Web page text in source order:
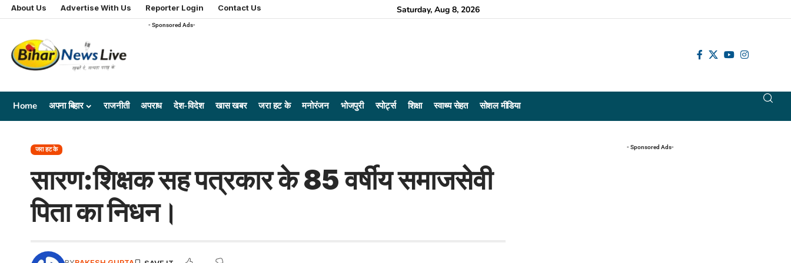
About Us Advertise With Us Reporter Login Contact Us Saturday, Aug 8, 2026
- Sponsored Ads-
Home अपना बिहार राजनीती अपराध देश-विदेश खास खबर जरा हट के मनोरंजन भोजपुरी स्पोर्ट्स शिक्षा स्वाथ्य सेहत सोशल मीडिया
जरा हट के
सारण:शिक्षक सह पत्रकार के 85 वर्षीय समाजसेवी
पिता का निधन।
- Sponsored Ads-